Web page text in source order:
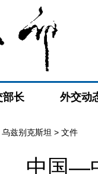
部长 外交动
乌兹别克斯坦 > 文件
中国—